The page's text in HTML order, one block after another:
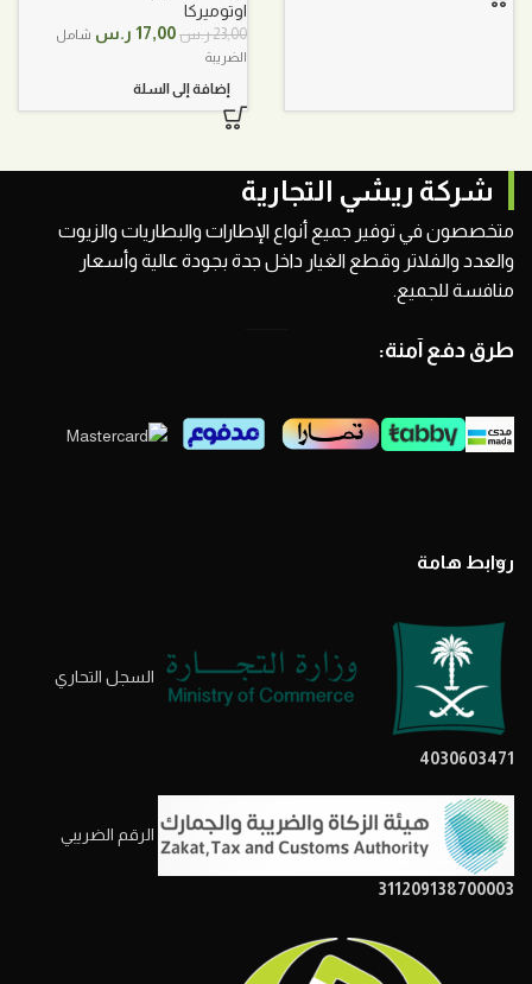
اوتوميركا
23,00ر.س السعر
23,00 ر.س.
17,00 ر.س السعر
شامل
الضريبة
إضافة إلى السلة
شركة ريشي التجارية
متخصصون في توفير جميع أنواع الإطارات والبطاريات والزيوت
والعدد والفلاتر وقطع الغيار داخل جدة بجودة عالية وأسعار
منافسة للجميع.
طرق دفع آمنة:
روابط هامة
السجل التحاري
4030603471
الرقم الضريبي
311209138700003